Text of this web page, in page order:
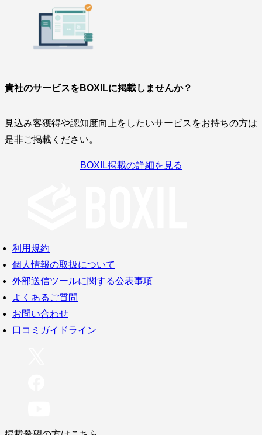
貴社のサービスをBOXILに掲載しませんか？
見込み客獲得や認知度向上をしたいサービスをお持ちの方は
是非ご掲載ください。
BOXIL掲載の詳細を見る
利用規約
個人情報の取扱について
外部送信ツールに関する公表事項
よくあるご質問
お問い合わせ
口コミガイドライン